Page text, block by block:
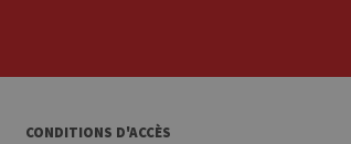
CONDITIONS D'ACCÈS